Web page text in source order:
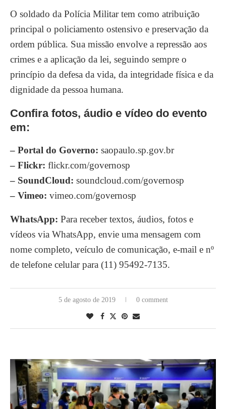
O soldado da Polícia Militar tem como atribuição
principal o policiamento ostensivo e preservação da
ordem pública. Sua missão envolve a repressão aos
crimes e a aplicação da lei, seguindo sempre o
princípio da defesa da vida, da integridade física e da
dignidade da pessoa humana.
Confira fotos, áudio e vídeo do evento
em:
– Portal do Governo: saopaulo.sp.gov.br
– Flickr: flickr.com/governosp
– SoundCloud: soundcloud.com/governosp
– Vimeo: vimeo.com/governosp
WhatsApp: Para receber textos, áudios, fotos e
vídeos via WhatsApp, envie uma mensagem com
nome completo, veículo de comunicação, e-mail e nº
de telefone celular para (11) 95492-7135.
5 de agosto de 2019 0 comment